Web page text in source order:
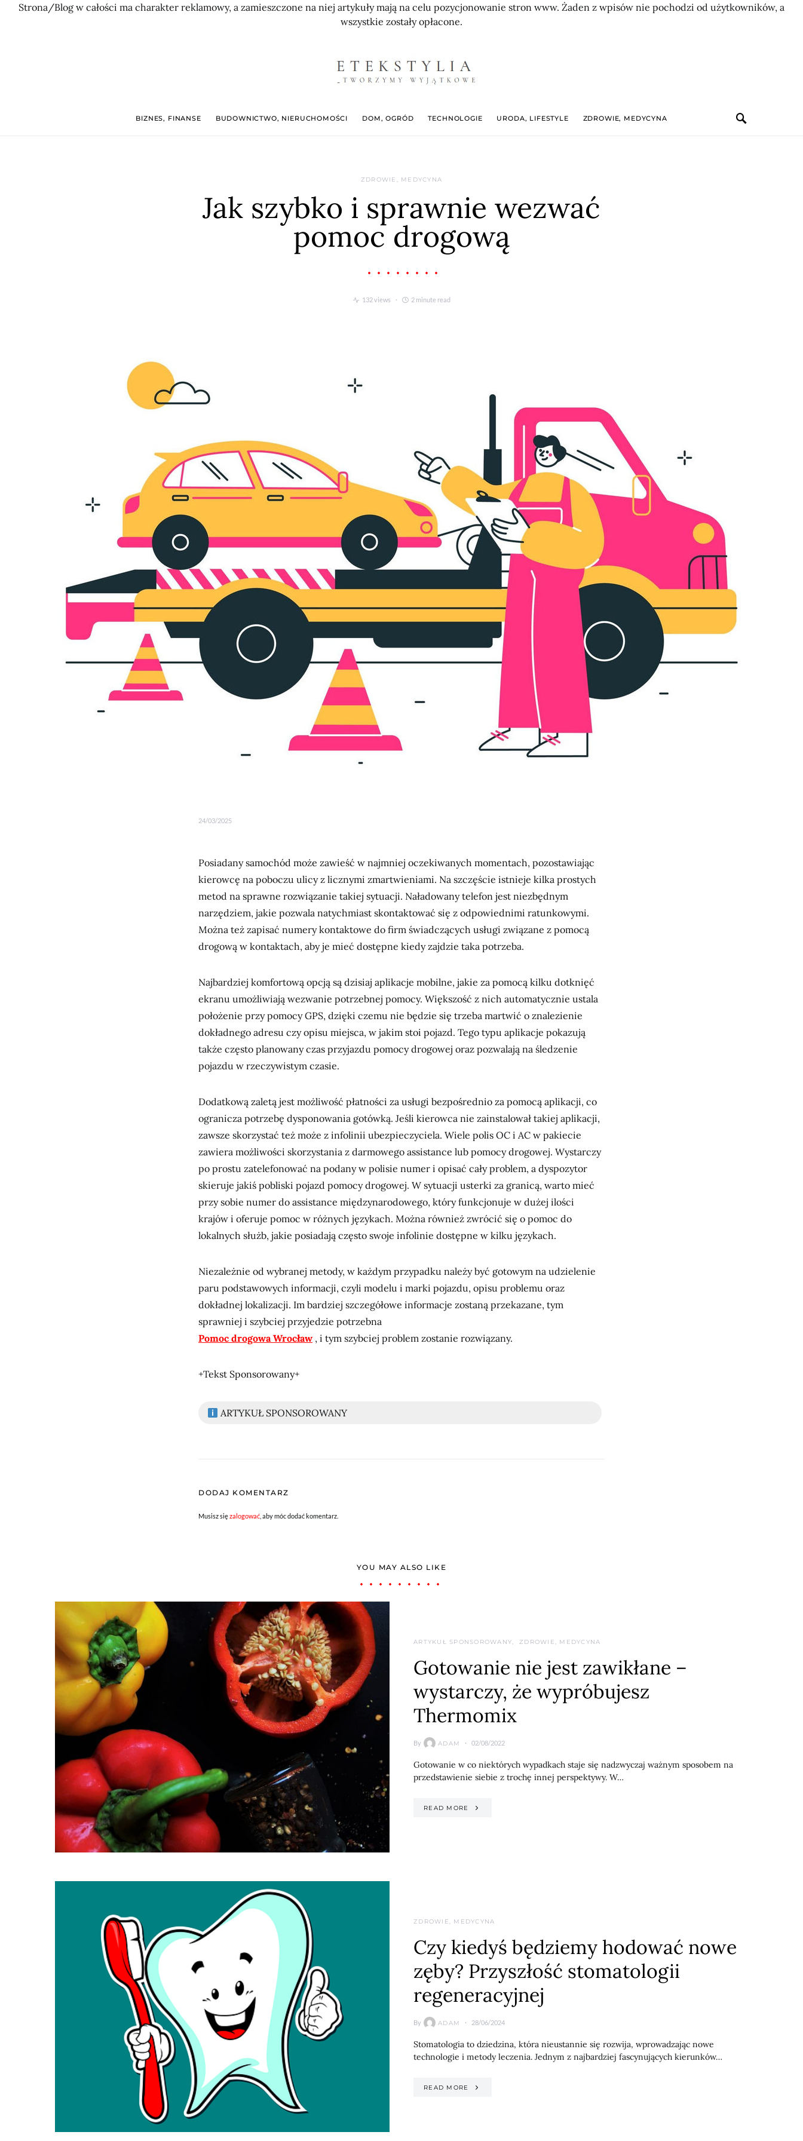
Strona/Blog w całości ma charakter reklamowy, a zamieszczone na niej artykuły mają na celu pozycjonowanie stron www. Żaden z wpisów nie pochodzi od użytkowników, a
wszystkie zostały opłacone.
BIZNES, FINANSE BUDOWNICTWO, NIERUCHOMOŚCI DOM, OGRÓD TECHNOLOGIE URODA, LIFESTYLE ZDROWIE, MEDYCYNA
ZDROWIE, MEDYCYNA
Jak szybko i sprawnie wezwać
pomoc drogową
132 views 2 minute read
24/03/2025
Posiadany samochód może zawieść w najmniej oczekiwanych momentach, pozostawiając
kierowcę na poboczu ulicy z licznymi zmartwieniami. Na szczęście istnieje kilka prostych
metod na sprawne rozwiązanie takiej sytuacji. Naładowany telefon jest niezbędnym
narzędziem, jakie pozwala natychmiast skontaktować się z odpowiednimi ratunkowymi.
Można też zapisać numery kontaktowe do firm świadczących usługi związane z pomocą
drogową w kontaktach, aby je mieć dostępne kiedy zajdzie taka potrzeba.
Najbardziej komfortową opcją są dzisiaj aplikacje mobilne, jakie za pomocą kilku dotknięć
ekranu umożliwiają wezwanie potrzebnej pomocy. Większość z nich automatycznie ustala
położenie przy pomocy GPS, dzięki czemu nie będzie się trzeba martwić o znalezienie
dokładnego adresu czy opisu miejsca, w jakim stoi pojazd. Tego typu aplikacje pokazują
także często planowany czas przyjazdu pomocy drogowej oraz pozwalają na śledzenie
pojazdu w rzeczywistym czasie.
Dodatkową zaletą jest możliwość płatności za usługi bezpośrednio za pomocą aplikacji, co
ogranicza potrzebę dysponowania gotówką. Jeśli kierowca nie zainstalował takiej aplikacji,
zawsze skorzystać też może z infolinii ubezpieczyciela. Wiele polis OC i AC w pakiecie
zawiera możliwości skorzystania z darmowego assistance lub pomocy drogowej. Wystarczy
po prostu zatelefonować na podany w polisie numer i opisać cały problem, a dyspozytor
skieruje jakiś pobliski pojazd pomocy drogowej. W sytuacji usterki za granicą, warto mieć
przy sobie numer do assistance międzynarodowego, który funkcjonuje w dużej ilości
krajów i oferuje pomoc w różnych językach. Można również zwrócić się o pomoc do
lokalnych służb, jakie posiadają często swoje infolinie dostępne w kilku językach.
Niezależnie od wybranej metody, w każdym przypadku należy być gotowym na udzielenie
paru podstawowych informacji, czyli modelu i marki pojazdu, opisu problemu oraz
dokładnej lokalizacji. Im bardziej szczegółowe informacje zostaną przekazane, tym
sprawniej i szybciej przyjedzie potrzebna
Pomoc drogowa Wrocław , i tym szybciej problem zostanie rozwiązany.
+Tekst Sponsorowany+
ARTYKUŁ SPONSOROWANY
DODAJ KOMENTARZ
Musisz sięzalogować , aby móc dodać komentarz.
YOU MAY ALSO LIKE
ARTYKUŁ SPONSOROWANY ZDROWIE, MEDYCYNA
Gotowanie nie jest zawikłane –
wystarczy, że wypróbujesz
Thermomix
By ADAM 02/08/2022
Gotowanie w co niektórych wypadkach staje się nadzwyczaj ważnym sposobem na
przedstawienie siebie z trochę innej perspektywy. W…
READ MORE
ZDROWIE, MEDYCYNA
Czy kiedyś będziemy hodować nowe
zęby? Przyszłość stomatologii
regeneracyjnej
By ADAM 28/06/2024
Stomatologia to dziedzina, która nieustannie się rozwija, wprowadzając nowe
technologie i metody leczenia. Jednym z najbardziej fascynujących kierunków…
READ MORE